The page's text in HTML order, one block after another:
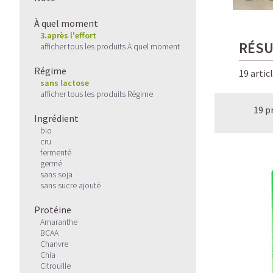
À quel moment
3.après l'effort
afficher tous les produits À quel moment
Régime
sans lactose
afficher tous les produits Régime
Ingrédient
bio
cru
fermenté
germé
sans soja
sans sucre ajouté
Protéine
Amaranthe
BCAA
Chanvre
Chia
Citrouille
19
19